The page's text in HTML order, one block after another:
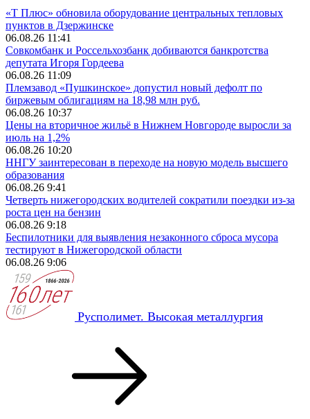
«Т Плюс» обновила оборудование центральных тепловых
пунктов в Дзержинске
06.08.26 11:41
Совкомбанк и Россельхозбанк добиваются банкротства
депутата Игоря Гордеева
06.08.26 11:09
Племзавод «Пушкинское» допустил новый дефолт по
биржевым облигациям на 18,98 млн руб.
06.08.26 10:37
Цены на вторичное жильё в Нижнем Новгороде выросли за
июль на 1,2%
06.08.26 10:20
ННГУ заинтересован в переходе на новую модель высшего
образования
06.08.26 9:41
Четверть нижегородских водителей сократили поездки из‑за
роста цен на бензин
06.08.26 9:18
Беспилотники для выявления незаконного сброса мусора
тестируют в Нижегородской области
06.08.26 9:06
Русполимет. Высокая металлургия